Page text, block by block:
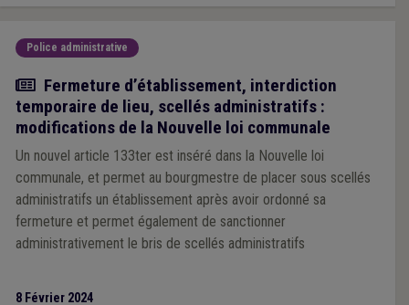
Police administrative
Actualité
Fermeture d’établissement, interdiction
temporaire de lieu, scellés administratifs :
modifications de la Nouvelle loi communale
Un nouvel article 133ter est inséré dans la Nouvelle loi
communale, et permet au bourgmestre de placer sous scellés
administratifs un établissement après avoir ordonné sa
fermeture et permet également de sanctionner
administrativement le bris de scellés administratifs
8 Février 2024